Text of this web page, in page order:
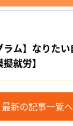
ラム】なりた
就労】
最新の記事一覧へ